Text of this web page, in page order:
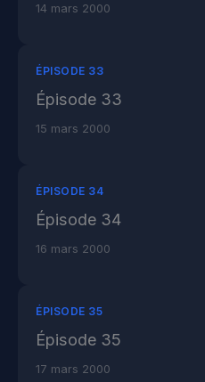
14 mars 2000
ÉPISODE 33
Épisode 33
15 mars 2000
ÉPISODE 34
Épisode 34
16 mars 2000
ÉPISODE 35
Épisode 35
17 mars 2000